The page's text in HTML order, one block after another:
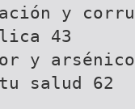
y
43
y
salud 62